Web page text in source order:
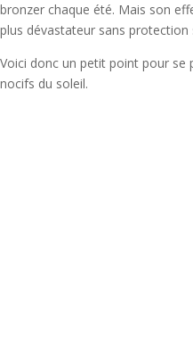
bronzer chaque été. Mais son
plus dévastateur sans protection
Voici donc un petit point pour
nocifs du soleil.